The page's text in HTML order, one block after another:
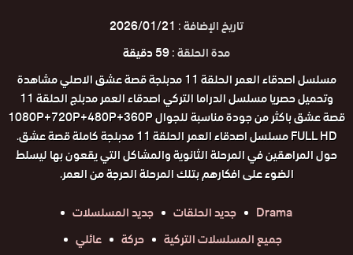
تاريخ الإضافة : 2026/01/21
مدة الحلقة :59 دقيقة
مسلسل اصدقاء العمر الحلقة 11 مدبلجة قصة عشق الاصلي مشاهدة
وتحميل حصريا مسلسل الدراما التركي اصدقاء العمر مدبلج الحلقة 11
قصة عشق باكثر من جودة مناسبة للجوال 1080P+720P+480P+360P
FULL HD مسلسل اصدقاء العمر الحلقة 11 مدبلجة كاملة قصة عشق.
حول المراهقين في المرحلة الثانوية والمشاكل التي يقعون بها ليسلط
الضوء على افكارهم بتلك المرحلة الحرجة من العمر.
Drama
جديد الحلقات
جديد المسلسلات
جميع المسلسلات التركية
حركة عائلي